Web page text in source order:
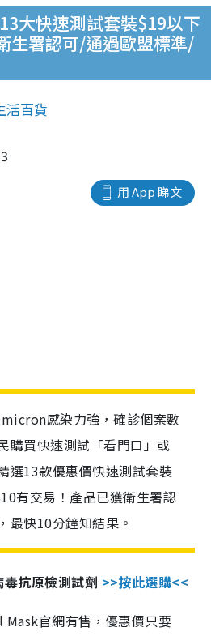
大快速測試套裝$19以下
生署認可/通過歐盟標準/
活百貨
用 App 睇文
感染力強，確診個案數
購買快速測試「看門口」或
選13款優惠價快速測試套裝
有交易！產品已獲衛生署認
最快10分鐘知結果。
抗原檢測試劑 >>按此選購<<
官網有售，優惠價只要